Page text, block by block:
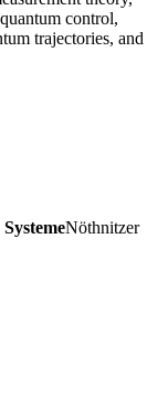
control,
trajectories, and
Nöthnitzer